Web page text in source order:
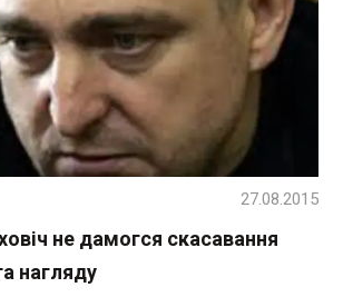
не дамогся скасавання
нагляду
27.08.2015